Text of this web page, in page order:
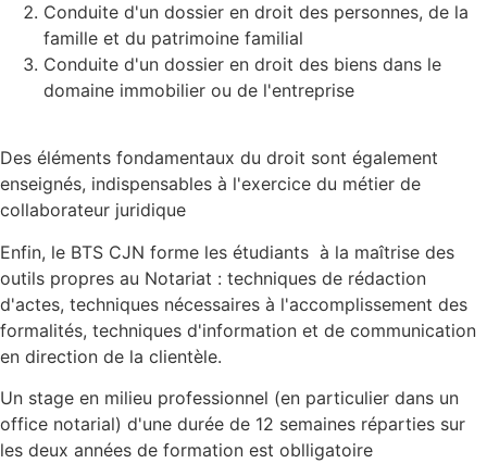
Conduite d'un dossier en droit des personnes, de la
famille et du patrimoine familial
Conduite d'un dossier en droit des biens dans le
domaine immobilier ou de l'entreprise
Des éléments fondamentaux du droit sont également
enseignés, indispensables à l'exercice du métier de
collaborateur juridique
Enfin, le BTS CJN forme les étudiants à la maîtrise des
outils propres au Notariat : techniques de rédaction
d'actes, techniques nécessaires à l'accomplissement des
formalités, techniques d'information et de communication
en direction de la clientèle.
Un stage en milieu professionnel (en particulier dans un
office notarial) d'une durée de 12 semaines réparties sur
les deux années de formation est oblligatoire